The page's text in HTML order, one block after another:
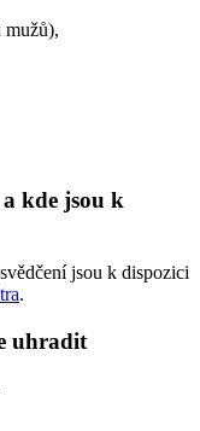
mužů),
kde jsou k
jsou k dispozici
.
uhradit